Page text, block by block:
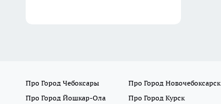
Про Город Чебоксары Про Город Новочебоксарск
Про Город Йошкар-Ола
Про Город Курск